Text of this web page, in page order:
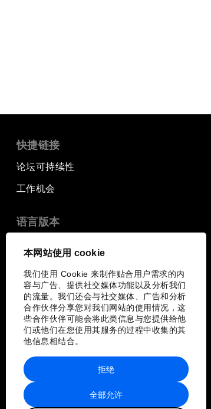
本网站使用 cookie
我们使用 Cookie 来制作贴合用户需求的内
容与广告、提供社交媒体功能以及分析我们
的流量。我们还会与社交媒体、广告和分析
合作伙伴分享您对我们网站的使用情况，这
些合作伙伴可能会将此类信息与您提供给他
们或他们在您使用其服务的过程中收集的其
他信息相结合。
全部允许
拒绝
快捷链接
论坛可持续性
工作机会
语言版本